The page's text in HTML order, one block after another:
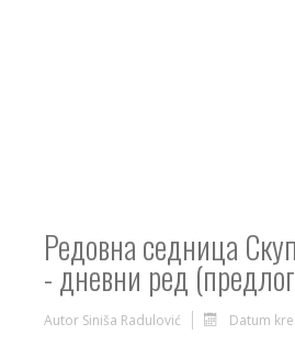
Редовна седница
- дневни ред
Autor Siniša Radulović Datum